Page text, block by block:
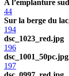
A l’emplanture
44
Sur la berge du
194
dsc_1023_red.jpg
196
dsc_1001_50pc.jpg
197